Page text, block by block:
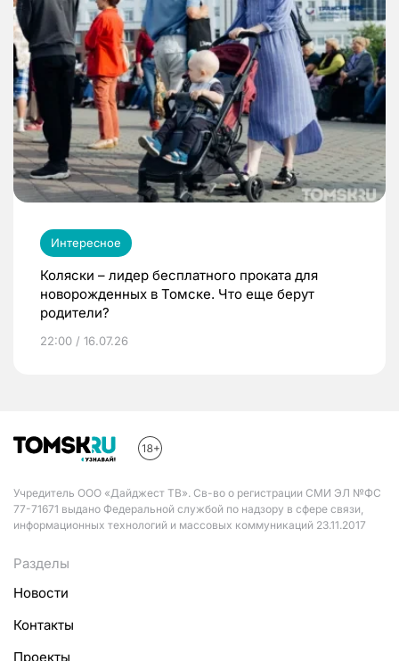
Интересное
Коляски – лидер бесплатного проката для
новорожденных в Томске. Что еще берут
родители?
22:00 / 16.07.26
Учредитель ООО «Дайджест ТВ». Св-во о регистрации СМИ ЭЛ №ФС
77-71671 выдано Федеральной службой по надзору в сфере связи,
информационных технологий и массовых коммуникаций 23.11.2017
Разделы
Новости
Контакты
Проекты